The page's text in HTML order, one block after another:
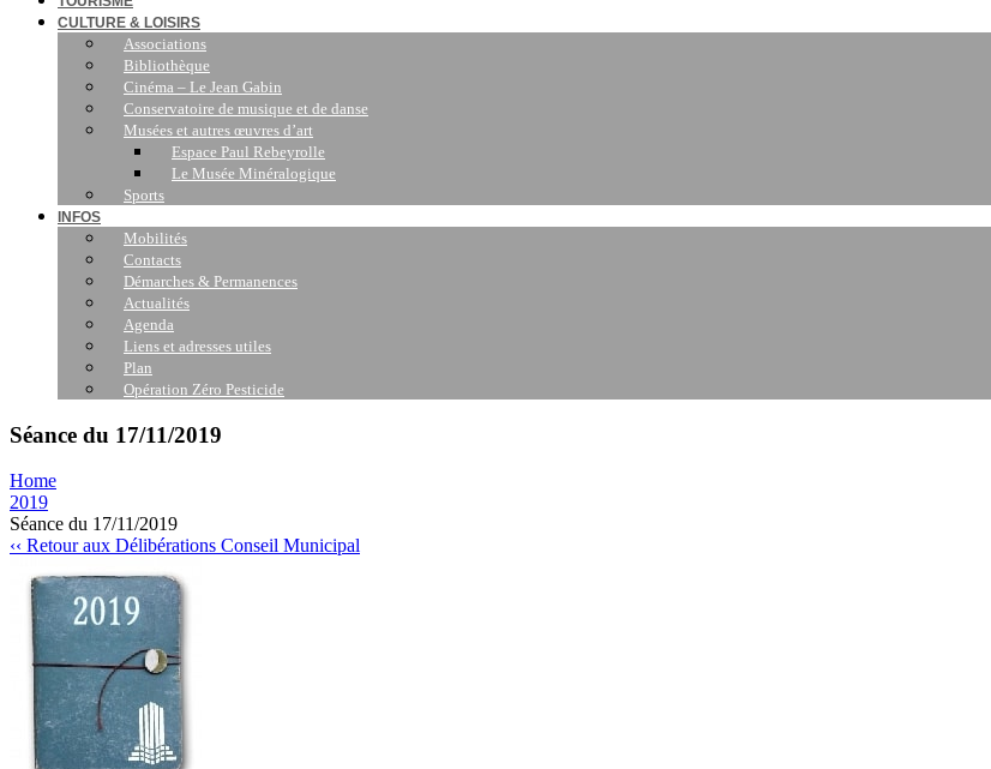
CULTURE & LOISIRS
Associations
Bibliothèque
Cinéma – Le Jean Gabin
Conservatoire de musique et de danse
Musées et autres œuvres d’art
Espace Paul Rebeyrolle
Le Musée Minéralogique
Sports
INFOS
Mobilités
Contacts
Démarches & Permanences
Actualités
Agenda
Liens et adresses utiles
Plan
Opération Zéro Pesticide
Séance du 17/11/2019
Home
2019
Séance du 17/11/2019
‹‹ Retour aux Délibérations Conseil Municipal